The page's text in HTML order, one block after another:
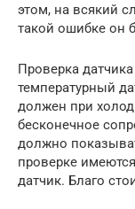
этом, на всякий
такой ошибке он
Проверка
температурный
должен при
бесконечное
должно
проверке
датчик. Благо